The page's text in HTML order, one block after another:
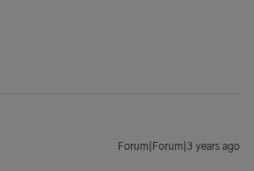
Forum|Forum|3 years ago